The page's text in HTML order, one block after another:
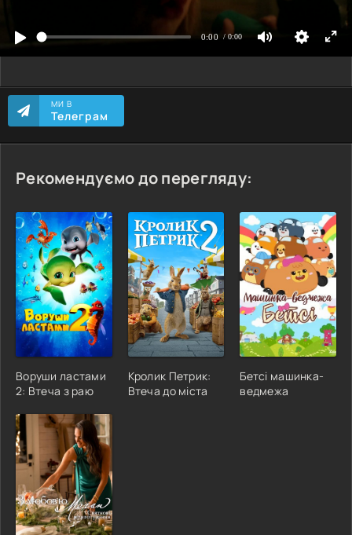
МИ В
Телеграм
Рекомендуємо до перегляду:
Воруши ластами
2: Втеча з раю
Кролик Петрик:
Втеча до міста
Бетсі машинка-
ведмежа